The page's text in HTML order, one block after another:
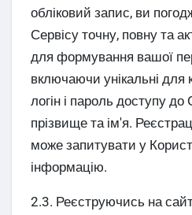
обліковий запис, ви
Сервісу точну, повну та
для формування вашої
включаючи унікальні для
логін і пароль доступу до
прізвище та ім'я.
може запитувати у
інформацію.
2.3. Реєструючись на